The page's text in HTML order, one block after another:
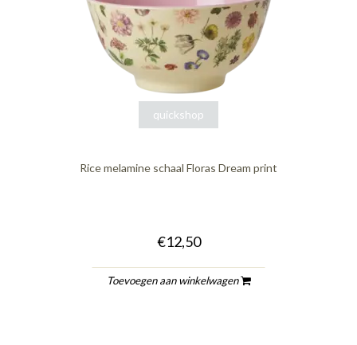
quickshop
Rice melamine schaal Floras Dream print
€12,50
Toevoegen aan winkelwagen